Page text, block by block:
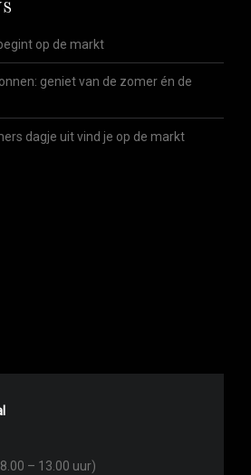
op de markt
geniet van de zomer én de
dagje uit vind je op de markt
– 13.00 uur)